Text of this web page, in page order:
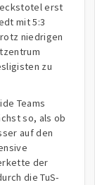
erst
mit 5:3
niedrigen
zu
Teams
so, als ob
auf den
der
die TuS-